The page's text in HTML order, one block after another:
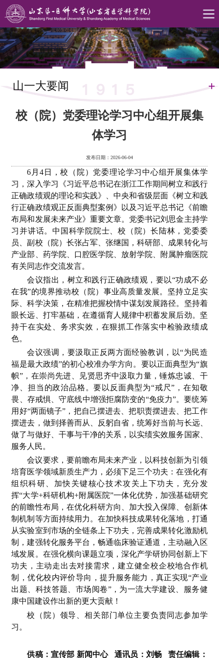
山一大要闻
校（院）党委理论学习中心组开展集
体学习
发布日期：2026-06-04
6月4日，校（院）党委理论学习中心组开展集体学
习，深入学习《习近平总书记在浙江工作期间树立和践行
正确政绩观的理论和实践》、中央和省级层面《树立和践
行正确政绩观正反面典型案例》以及习近平总书记《前瞻
布局和发展未来产业》重要文章。党委书记刘思金主持学
习并讲话。中国科学院院士、校（院）长陆林，党委委
员、副校（院）长张占军、张继国，科研部、成果转化与
产业部、药学院、口腔医学院、放射学院、附属肿瘤医院
有关同志作交流发言。
会议指出，树立和践行正确政绩观，要以“功成不必
在我”的境界推动校（院）事业高质量发展。坚持立足实
际、科学决策，在精准把握校情中谋划发展路径。坚持着
眼长远、打牢基础，在遵循育人规律中积蓄发展后劲。坚
持干在实处、务求实效，在狠抓工作落实中检验政绩成
色。
会议强调，要汲取正反两方面经验教训，以“为民造
福是最大政绩”的初心校准办学方向。要以正面典型为“旗
帜”，在崇尚先进、见贤思齐中汲取力量，锤炼忠诚、干
净、担当的政治品格。要以反面典型为“戒尺”，在知敬
畏、存戒惧、守底线中增强拒腐防变的“免疫力”。要统筹
用好“两面镜子”，把自己摆进去、把职责摆进去、把工作
摆进去，做到择善而从、反躬自省，统筹好当前与长远、
做了与做好、干事与干净的关系，以实绩实效服务国家、
服务人民。
会议要求，要前瞻布局未来产业，以科技创新为引领
培育医学领域新质生产力，必须下足三个功夫：在强化有
组织科研、加快关键核心技术攻关上下功夫，充分发
挥“大学+科研机构+附属医院”一体化优势，加强基础研究
的前瞻性布局，在优化科研方向、加大投入保障、创新体
制机制等方面持续用力。在加快科技成果转化落地，打通
从实验室到市场的全链条上下功夫，完善成果转化激励机
制，建强转化服务平台，畅通临床验证通道，主动融入区
域发展。在强化横向课题立项，深化产学研协同创新上下
功夫，主动走出去对接需求，建立健全校企校地合作机
制，优化校内评价导向，提升服务能力，真正实现“产业
出题、科技答题、市场阅卷”，为一流大学建设、服务健
康中国建设作出新的更大贡献！
校（院）领导、相关部门单位主要负责同志参加学
习。
供稿：宣传部 新闻中心 通讯员：刘畅 责任编辑：